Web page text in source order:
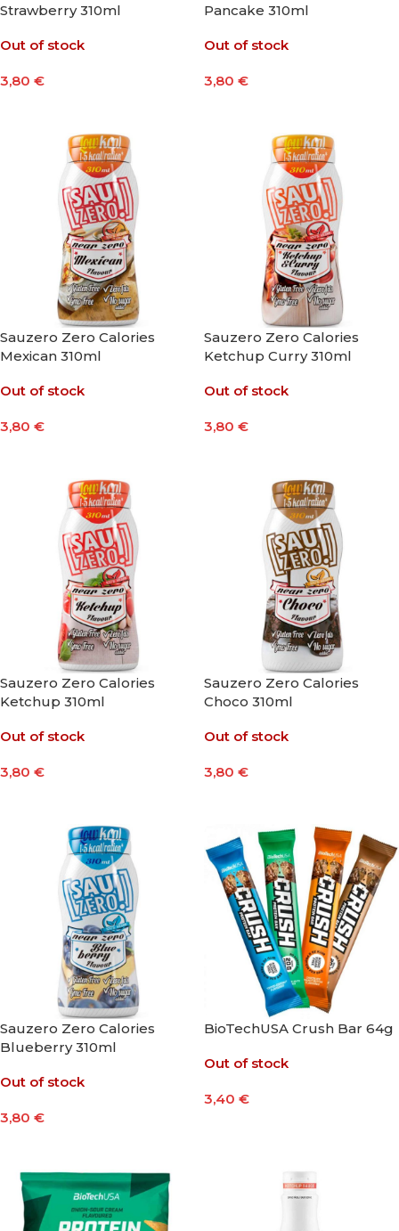
Strawberry 310ml
Out of stock
3,80 €
Pancake 310ml
Out of stock
3,80 €
Sauzero Zero Calories
Mexican 310ml
Out of stock
3,80 €
Sauzero Zero Calories
Ketchup Curry 310ml
Out of stock
3,80 €
Sauzero Zero Calories
Ketchup 310ml
Out of stock
3,80 €
Sauzero Zero Calories
Choco 310ml
Out of stock
3,80 €
Sauzero Zero Calories
Blueberry 310ml
Out of stock
3,80 €
BioTechUSA Crush Bar 64g
Out of stock
3,40 €